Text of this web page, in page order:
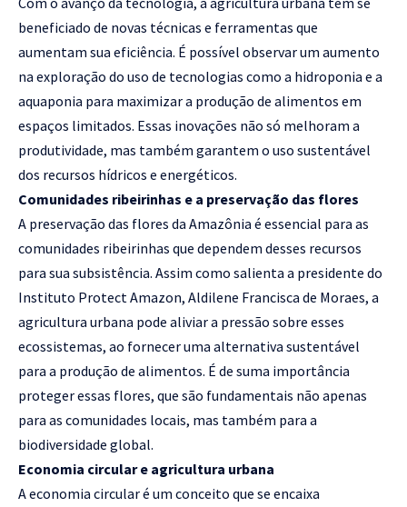
beneficiado de novas técnicas e ferramentas que
aumentam sua eficiência. É possível observar um aumento
na exploração do uso de tecnologias como a hidroponia e a
aquaponia para maximizar a produção de alimentos em
espaços limitados. Essas inovações não só melhoram a
produtividade, mas também garantem o uso sustentável
dos recursos hídricos e energéticos.
Comunidades ribeirinhas e a preservação das flores
A preservação das flores da Amazônia é essencial para as
comunidades ribeirinhas que dependem desses recursos
para sua subsistência. Assim como salienta a presidente do
Instituto Protect Amazon, Aldilene Francisca de Moraes, a
agricultura urbana pode aliviar a pressão sobre esses
ecossistemas, ao fornecer uma alternativa sustentável
para a produção de alimentos. É de suma importância
proteger essas flores, que são fundamentais não apenas
para as comunidades locais, mas também para a
biodiversidade global.
Economia circular e agricultura urbana
A economia circular é um conceito que se encaixa